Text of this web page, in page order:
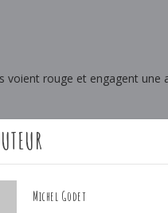
voient rouge et engagent une
Michel Godet